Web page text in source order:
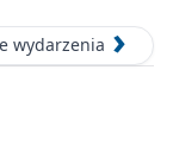
wydarzenia